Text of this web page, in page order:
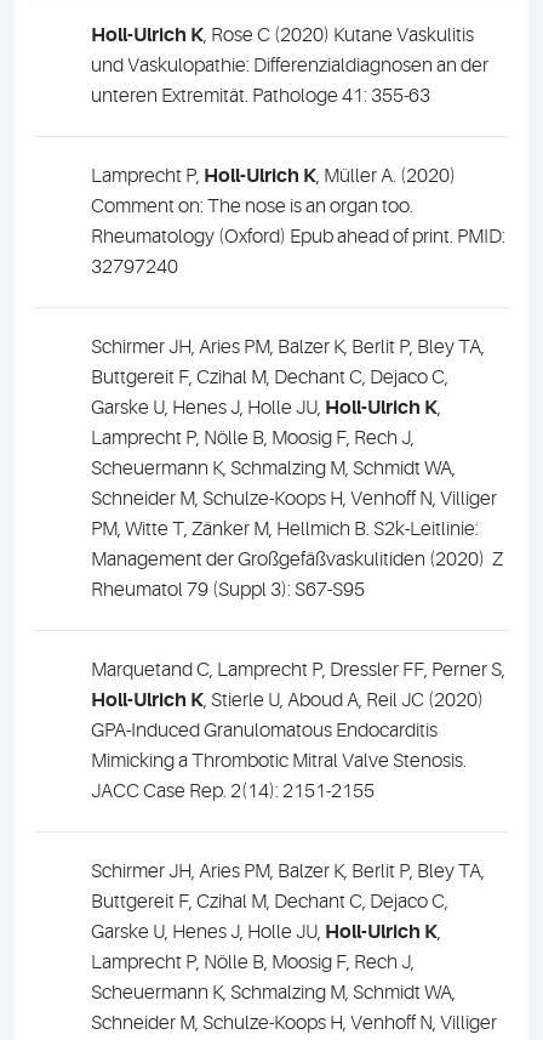
Holl-Ulrich K, Rose C (2020) Kutane Vaskulitis
und Vaskulopathie: Differenzialdiagnosen an der
unteren Extremität. Pathologe 41: 355-63
Lamprecht P, Holl-Ulrich K, Müller A. (2020)
Comment on: The nose is an organ too.
Rheumatology (Oxford) Epub ahead of print. PMID:
32797240
Schirmer JH, Aries PM, Balzer K, Berlit P, Bley TA,
Buttgereit F, Czihal M, Dechant C, Dejaco C,
Garske U, Henes J, Holle JU, Holl-Ulrich K,
Lamprecht P, Nölle B, Moosig F, Rech J,
Scheuermann K, Schmalzing M, Schmidt WA,
Schneider M, Schulze-Koops H, Venhoff N, Villiger
PM, Witte T, Zänker M, Hellmich B. S2k-Leitlinie:
Management der Großgefäßvaskulitiden (2020) Z
Rheumatol 79 (Suppl 3): S67-S95
Marquetand C, Lamprecht P, Dressler FF, Perner S,
Holl-Ulrich K, Stierle U, Aboud A, Reil JC (2020)
GPA-Induced Granulomatous Endocarditis
Mimicking a Thrombotic Mitral Valve Stenosis.
JACC Case Rep. 2(14): 2151-2155
Schirmer JH, Aries PM, Balzer K, Berlit P, Bley TA,
Buttgereit F, Czihal M, Dechant C, Dejaco C,
Garske U, Henes J, Holle JU, Holl-Ulrich K,
Lamprecht P, Nölle B, Moosig F, Rech J,
Scheuermann K, Schmalzing M, Schmidt WA,
Schneider M, Schulze-Koops H, Venhoff N, Villiger